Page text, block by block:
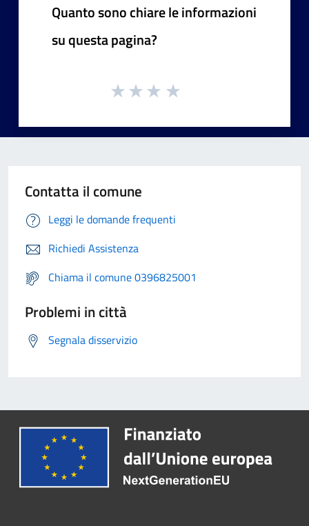
Quanto sono chiare le informazioni
su questa pagina?
Contatta il comune
Leggi le domande frequenti
Richiedi Assistenza
Chiama il comune 0396825001
Problemi in città
Segnala disservizio